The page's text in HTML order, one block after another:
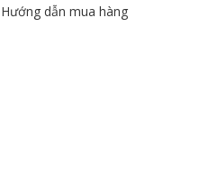
Hướng dẫn mua hàng